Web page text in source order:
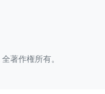
著作権所有。